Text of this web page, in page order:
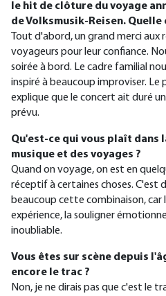
le hit de clôture du voyage
de Volksmusik-Reisen.
Tout d'abord, un grand merci aux
voyageurs pour leur confiance.
soirée à bord. Le cadre familial
inspiré à beaucoup improviser. Le
explique que le concert ait duré
prévu.
Qu'est-ce qui vous plaît dans
musique et des voyages ?
Quand on voyage, on est en
réceptif à certaines choses. C'est
beaucoup cette combinaison, car
expérience, la souligner
inoubliable.
Vous êtes sur scène depuis
encore le trac ?
Non, je ne dirais pas que c'est le